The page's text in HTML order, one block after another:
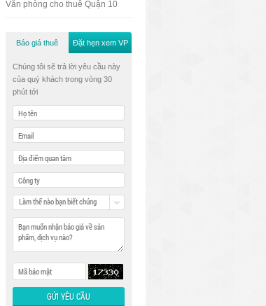
Văn phòng cho thuê Quận 10
Báo giá thuê Đặt hẹn xem VP
Chúng tôi sẽ trả lời yêu cầu này
của quý khách trong vòng 30
phút tới
Làm thế nào bạn biết chúng